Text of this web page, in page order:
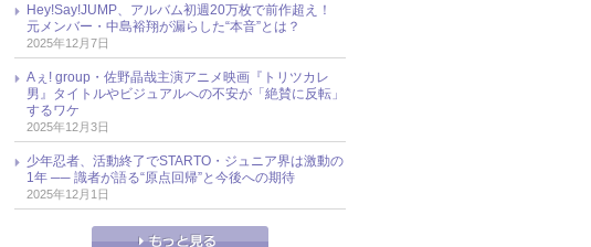
Hey!Say!JUMP、アルバム初週20万枚で前作超え！
元メンバー・中島裕翔が漏らした“本音”とは？
2025年12月7日
Aぇ! group・佐野晶哉主演アニメ映画『トリツカレ
男』タイトルやビジュアルへの不安が「絶賛に反転」
するワケ
2025年12月3日
少年忍者、活動終了でSTARTO・ジュニア界は激動の
1年 ── 識者が語る“原点回帰”と今後への期待
2025年12月1日